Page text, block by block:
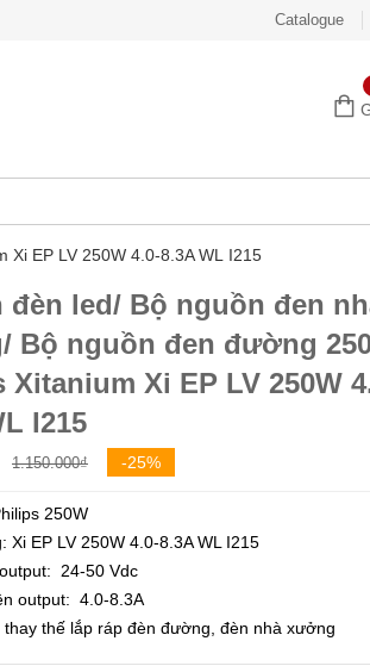
Catalogue
EP LV 250W 4.0-8.3A WL I215
đèn led/ Bộ nguồn đen
Bộ nguồn đen đường
Xi EP LV 250W
I215
1.150.000₫Giá
là:
1.150.000₫.
Giá
tại
là:
865.000₫.
-25%
250W
Xi EP LV 250W 4.0-8.3A WL I215
24-50 Vdc
output: 4.0-8.3A
thay thế lắp ráp đèn đường, đèn nhà xưởng